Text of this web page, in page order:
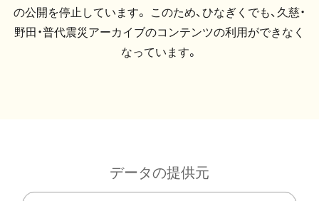
の公開を停止しています。 このため、ひなぎくでも、久慈・
野田・普代震災アーカイブのコンテンツの利用ができなく
なっています。
データの提供元